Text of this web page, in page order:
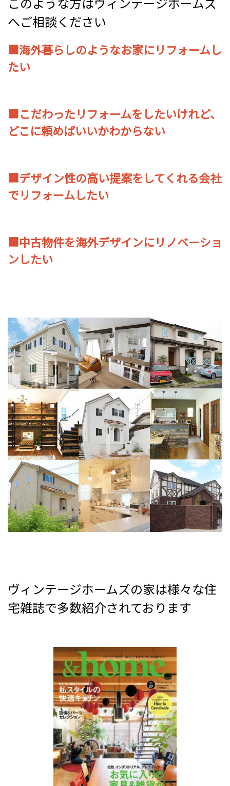
へご相談ください
■海外暮らしのようなお家にリフォームし
たい
■こだわったリフォームをしたいけれど、
どこに頼めばいいかわからない
■デザイン性の高い提案をしてくれる会社
でリフォームしたい
■中古物件を海外デザインにリノベーショ
ンしたい
ヴィンテージホームズの家は様々な住
宅雑誌で多数紹介されております